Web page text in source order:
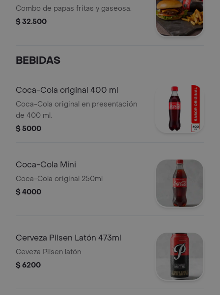
Combo de papas fritas y gaseosa.
$ 32.500
BEBIDAS
Coca-Cola original 400 ml
Coca-Cola original en presentación
de 400 ml.
$ 5000
Coca-Cola Mini
Coca-Cola original 250ml
$ 4000
Cerveza Pilsen Latón 473ml
Ceveza Pilsen latón
$ 6200